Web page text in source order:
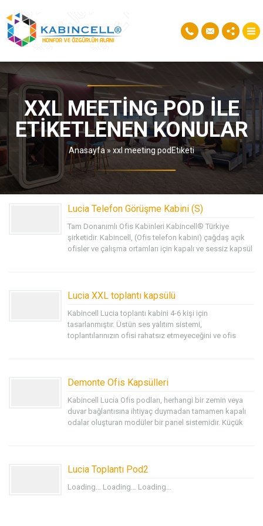
XXL MEETING POD ILE
ETIKETLENEN KONULAR
Anasayfa» xxl meeting podEtiketi
Lucia Telefon Görüşme Kabini (S)
Tam Donanımlı Ofis Kabinleri Kabincell® Türkiye
şirketidir. Kabincell, (Ofis telefon kabini) çağdaş açık
ofisler ve çalışma ortamları için kapalı ve sessiz kapsül
indirmek için hem bireyler hem...
Lucia XXL toplantı kapsülü
Kabincell Lucia toplantı kabini 4-6 kişi için
tasarlanmıştır. Üstün ses yalıtım sistemi,
toplantılarınızın ofisi rahatsız etmeyeceğini ve ofis
Demonte Ofis Kapsülleri
Kabincell Lucia Ofis podları, herhangi bir zemin veya
duvar bağlantısına ihtiyaç duymadan tamamen kapalı
odalar oluşturan modüler bir panel sistemidir. Küçük
Lucia Toplantı Pod2
Loading… Loading… Loading…
Kaygusuz)